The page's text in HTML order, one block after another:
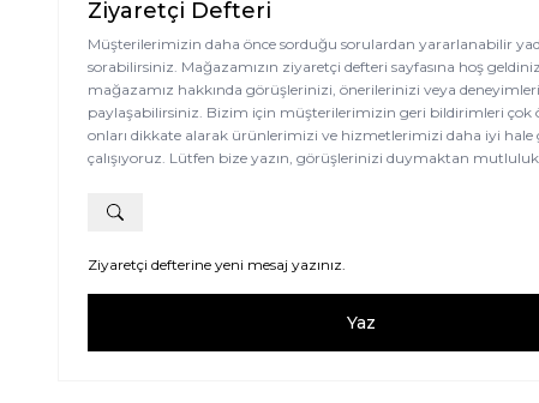
Ziyaretçi Defteri
Müşterilerimizin daha önce sorduğu sorulardan yararlanabilir
sorabilirsiniz. Mağazamızın ziyaretçi defteri sayfasına hoş
mağazamız hakkında görüşlerinizi, önerilerinizi veya
paylaşabilirsiniz. Bizim için müşterilerimizin geri bildirimleri çok
onları dikkate alarak ürünlerimizi ve hizmetlerimizi daha iyi hale
çalışıyoruz. Lütfen bize yazın, görüşlerinizi duymaktan mutluluk
Ziyaretçi defterine yeni mesaj yazınız.
Yaz